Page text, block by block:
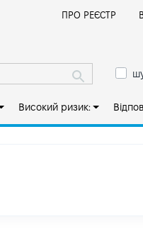
ПРО РЕЄСТР
Високий ризик: